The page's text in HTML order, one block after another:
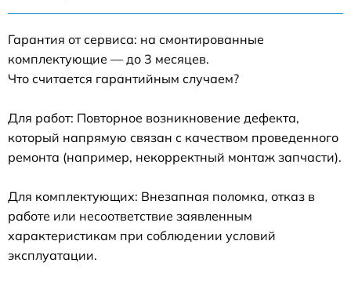
Гарантия от сервиса: на смонтированные
комплектующие — до 3 месяцев.
Что считается гарантийным случаем?
Для работ: Повторное возникновение дефекта,
который напрямую связан с качеством проведенного
ремонта (например, некорректный монтаж запчасти).
Для комплектующих: Внезапная поломка, отказ в
работе или несоответствие заявленным
характеристикам при соблюдении условий
эксплуатации.